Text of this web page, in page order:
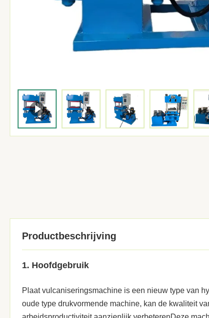
Productbeschrijving
1. Hoofdgebruik
Plaat vulcaniseringsmachine is een nieuw type van
oude type drukvormende machine, kan de kwaliteit